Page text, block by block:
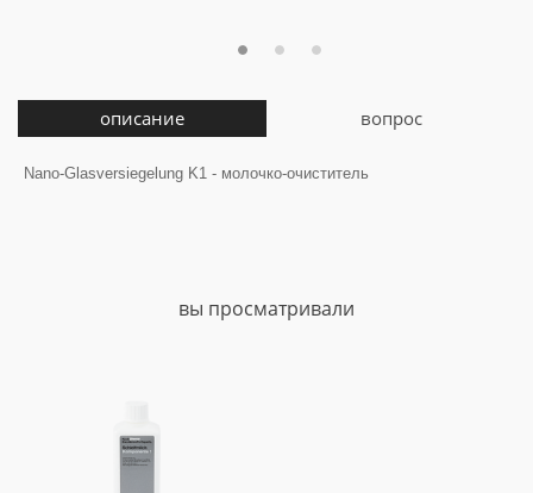
описание вопрос
Nano-Glasversiegelung K1 - молочко-очиститель
вы просматривали